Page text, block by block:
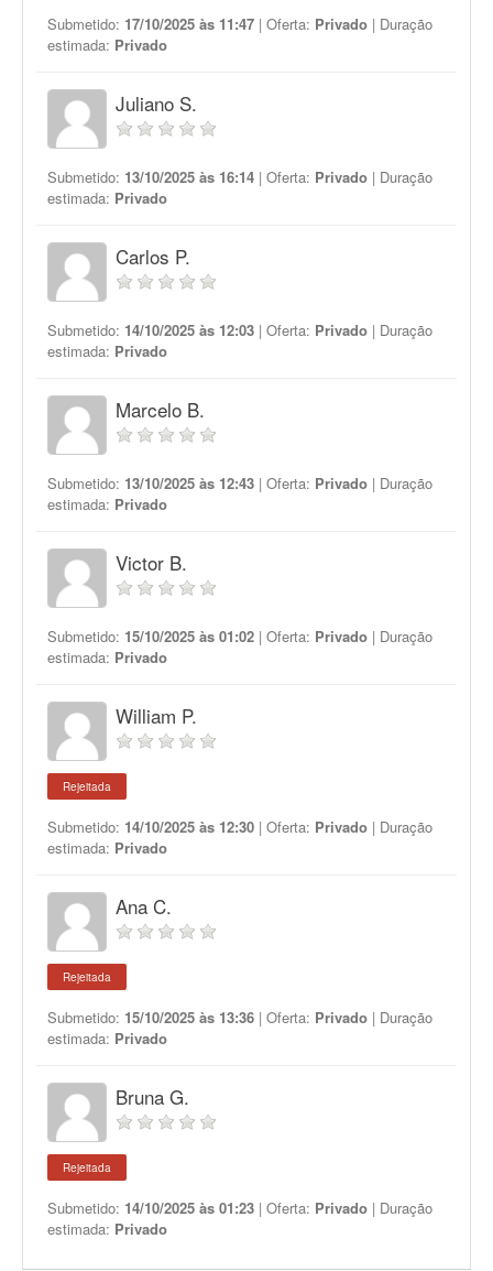
Submetido: 17/10/2025 às 11:47 | Oferta: Privado | Duração
estimada: Privado
Juliano S.
Submetido: 13/10/2025 às 16:14 | Oferta: Privado | Duração
estimada: Privado
Carlos P.
Submetido: 14/10/2025 às 12:03 | Oferta: Privado | Duração
estimada: Privado
Marcelo B.
Submetido: 13/10/2025 às 12:43 | Oferta: Privado | Duração
estimada: Privado
Victor B.
Submetido: 15/10/2025 às 01:02 | Oferta: Privado | Duração
estimada: Privado
William P.
Rejeitada
Submetido: 14/10/2025 às 12:30 | Oferta: Privado | Duração
estimada: Privado
Ana C.
Rejeitada
Submetido: 15/10/2025 às 13:36 | Oferta: Privado | Duração
estimada: Privado
Bruna G.
Rejeitada
Submetido: 14/10/2025 às 01:23 | Oferta: Privado | Duração
estimada: Privado